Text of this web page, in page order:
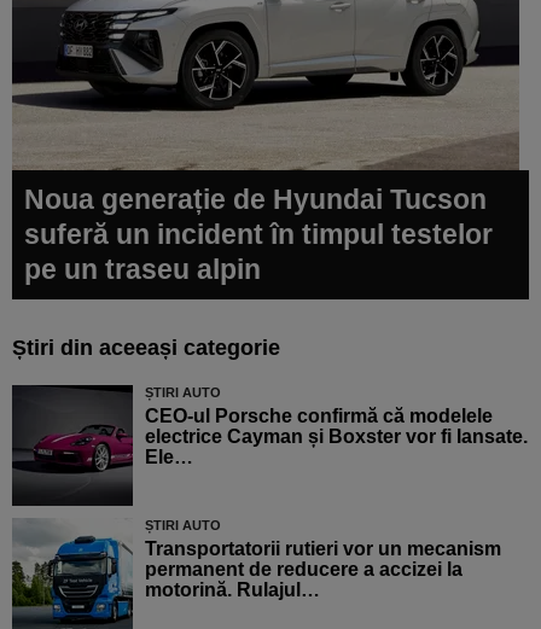
Noua generație de Hyundai Tucson
suferă un incident în timpul testelor
pe un traseu alpin
Știri din aceeași categorie
ȘTIRI AUTO
CEO-ul Porsche confirmă că modelele
electrice Cayman și Boxster vor fi lansate.
Ele…
ȘTIRI AUTO
Transportatorii rutieri vor un mecanism
permanent de reducere a accizei la
motorină. Rulajul…